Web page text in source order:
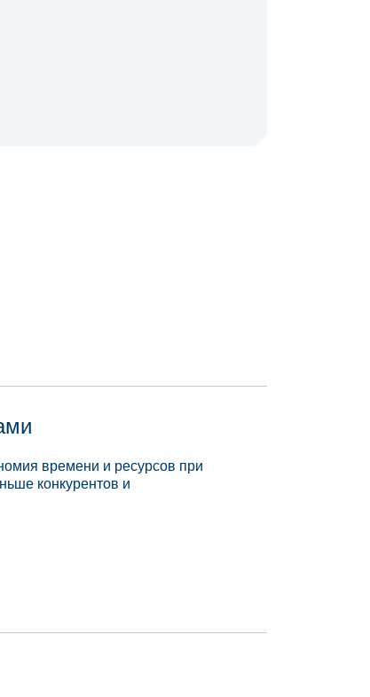
времени и ресурсов при
конкурентов и